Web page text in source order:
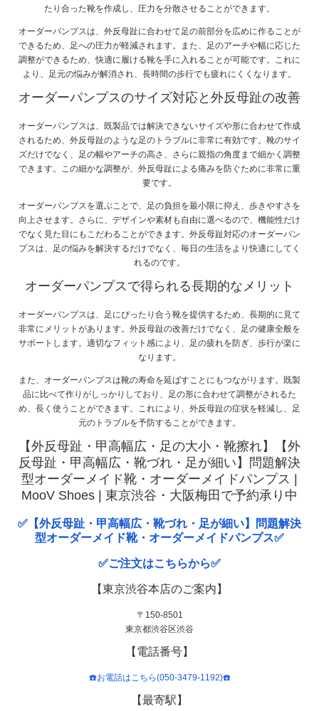
たり合った靴を作成し、圧力を分散させることができます。
オーダーパンプスは、外反母趾に合わせて足の前部分を広めに作ることが
できるため、足への圧力が軽減されます。また、足のアーチや幅に応じた
調整ができるため、快適に履ける靴を手に入れることが可能です。これに
より、足元の悩みが解消され、長時間の歩行でも疲れにくくなります。
オーダーパンプスのサイズ対応と外反母趾の改善
オーダーパンプスは、既製品では解決できないサイズや形に合わせて作成
されるため、外反母趾のような足のトラブルに非常に有効です。靴のサイ
ズだけでなく、足の幅やアーチの高さ、さらに親指の角度まで細かく調整
できます。この細かな調整が、外反母趾による痛みを防ぐために非常に重
要です。
オーダーパンプスを選ぶことで、足の負担を最小限に抑え、歩きやすさを
向上させます。さらに、デザインや素材も自由に選べるので、機能性だけ
でなく見た目にもこだわることができます。外反母趾対応のオーダーパン
プスは、足の悩みを解決するだけでなく、毎日の生活をより快適にしてく
れるのです。
オーダーパンプスで得られる長期的なメリット
オーダーパンプスは、足にぴったり合う靴を提供するため、長期的に見て
非常にメリットがあります。外反母趾の改善だけでなく、足の健康全般を
サポートします。適切なフィット感により、足の疲れを防ぎ、歩行が楽に
なります。
また、オーダーパンプスは靴の寿命を延ばすことにもつながります。既製
品に比べて作りがしっかりしており、足の形に合わせて調整がされるた
め、長く使うことができます。これにより、外反母趾の症状を軽減し、足
元のトラブルを予防することができます。
【外反母趾・甲高幅広・足の大小・靴擦れ】【外
反母趾・甲高幅広・靴づれ・足が細い】問題解決
型オーダーメイド靴・オーダーメイドパンプス |
MooV Shoes | 東京渋谷・大阪梅田で予約承り中
✅【外反母趾・甲高幅広・靴づれ・足が細い】問題解決
型オーダーメイド靴・オーダーメイドパンプス✅
✅ご注文はこちらから✅
【東京渋谷本店のご案内】
〒150-8501
東京都渋谷区渋谷
【電話番号】
☎️お電話はこちら(050-3479-1192)☎️
【最寄駅】